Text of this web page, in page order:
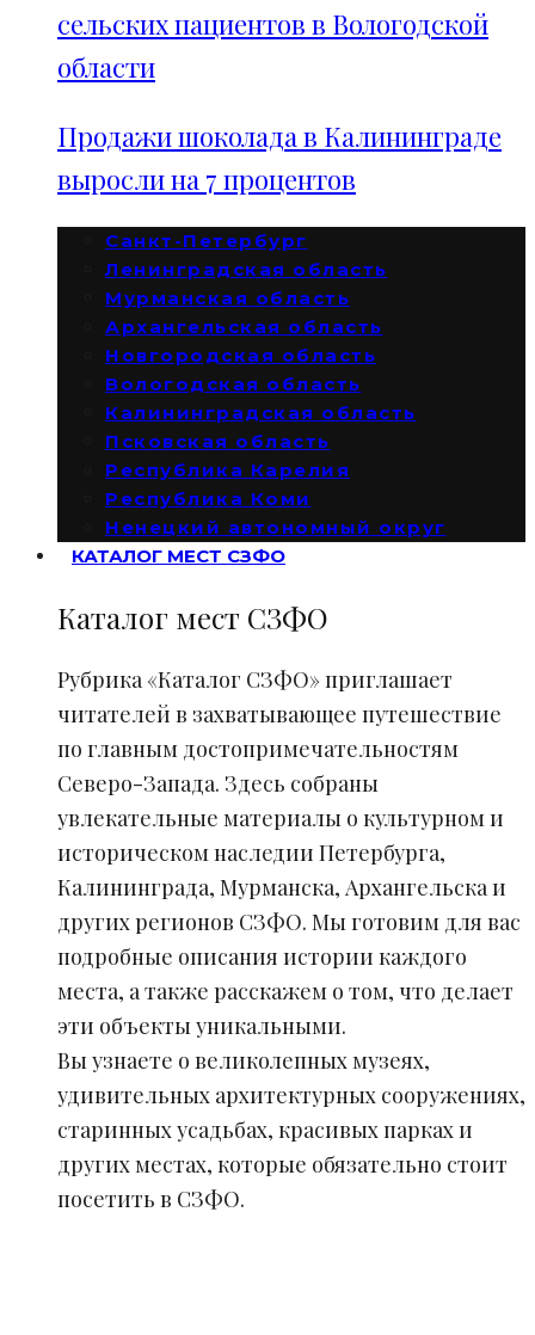
сельских пациентов в Вологодской
области
Продажи шоколада в Калининграде
выросли на 7 процентов
Санкт-Петербург
Ленинградская область
Мурманская область
Архангельская область
Новгородская область
Вологодская область
Калининградская область
Псковская область
Республика Карелия
Республика Коми
Ненецкий автономный округ
КАТАЛОГ МЕСТ СЗФО
Каталог мест СЗФО
Рубрика «Каталог СЗФО» приглашает
читателей в захватывающее путешествие
по главным достопримечательностям
Северо-Запада. Здесь собраны
увлекательные материалы о культурном и
историческом наследии Петербурга,
Калининграда, Мурманска, Архангельска и
других регионов СЗФО. Мы готовим для вас
подробные описания истории каждого
места, а также расскажем о том, что делает
эти объекты уникальными.
Вы узнаете о великолепных музеях,
удивительных архитектурных сооружениях,
старинных усадьбах, красивых парках и
других местах, которые обязательно стоит
посетить в СЗФО.